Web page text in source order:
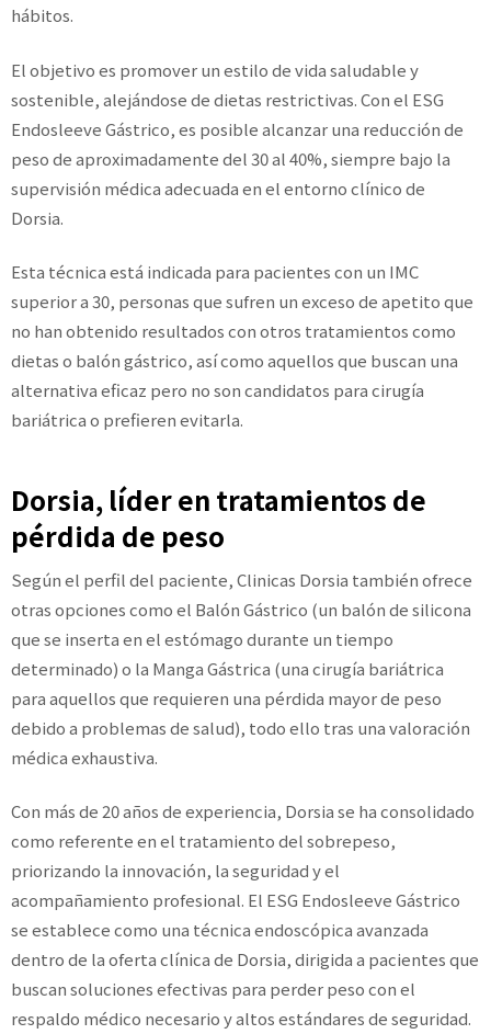
hábitos.
El objetivo es promover un estilo de vida saludable y
sostenible, alejándose de dietas restrictivas. Con el ESG
Endosleeve Gástrico, es posible alcanzar una reducción de
peso de aproximadamente del 30 al 40%, siempre bajo la
supervisión médica adecuada en el entorno clínico de
Dorsia.
Esta técnica está indicada para pacientes con un IMC
superior a 30, personas que sufren un exceso de apetito que
no han obtenido resultados con otros tratamientos como
dietas o balón gástrico, así como aquellos que buscan una
alternativa eficaz pero no son candidatos para cirugía
bariátrica o prefieren evitarla.
Dorsia, líder en tratamientos de
pérdida de peso
Según el perfil del paciente, Clinicas Dorsia también ofrece
otras opciones como el Balón Gástrico (un balón de silicona
que se inserta en el estómago durante un tiempo
determinado) o la Manga Gástrica (una cirugía bariátrica
para aquellos que requieren una pérdida mayor de peso
debido a problemas de salud), todo ello tras una valoración
médica exhaustiva.
Con más de 20 años de experiencia, Dorsia se ha consolidado
como referente en el tratamiento del sobrepeso,
priorizando la innovación, la seguridad y el
acompañamiento profesional. El ESG Endosleeve Gástrico
se establece como una técnica endoscópica avanzada
dentro de la oferta clínica de Dorsia, dirigida a pacientes que
buscan soluciones efectivas para perder peso con el
respaldo médico necesario y altos estándares de seguridad.